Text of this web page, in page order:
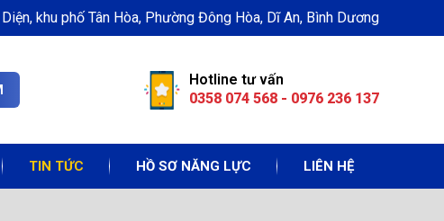
khu phố Tân Hòa, Phường Đông Hòa, Dĩ An, Bình Dương
Hotline tư vấn
0358 074 568 - 0976 236 137
TIN TỨC HỒ SƠ NĂNG LỰC LIÊN HỆ